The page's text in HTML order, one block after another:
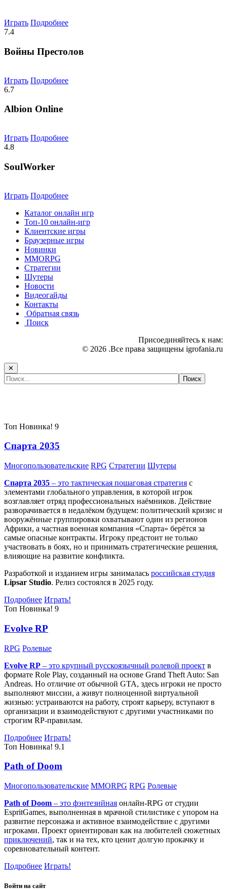
Играть Подробнее
7.4
Войны Престолов
Играть Подробнее
6.7
Albion Online
Играть Подробнее
4.8
SoulWorker
Играть Подробнее
Каталог онлайн игр
Топ-10 онлайн-игр
Клиентские игры
Браузерные игры
Новинки
MMORPG
Стратегии
Шутеры
Новости
Видеогайды
Контакты
Обратная связь
Поиск
Присоединяйтесь к нам:
© 2026 .Все права защищены igrofania.ru
✕
Топ Новинка! 9
Спарта 2035
Многопользовательские RPG Стратегии Шутеры
Спарта 2035 – это тактическая пошаговая стратегия с
элементами глобального управления, в которой игрок
возглавляет отряд профессиональных наёмников. Действие
разворачивается в недалёком будущем: политический кризис и
вооружённые группировки охватывают один из регионов
Африки, а частная военная компания «Спарта» берётся за
самые опасные контракты. Игроку предстоит не только
участвовать в боях, но и принимать стратегические решения,
влияющие на развитие конфликта.
Разработкой и изданием игры занималась российская студия
Lipsar Studio. Релиз состоялся в 2025 году.
Подробнее Играть!
Топ Новинка! 9
Evolve RP
RPG Ролевые
Evolve RP – это крупный русскоязычный ролевой проект в
формате Role Play, созданный на основе Grand Theft Auto: San
Andreas. Но отличие от обычной GTA, здесь игроки не просто
выполняют миссии, а живут полноценной виртуальной
жизнью: устраиваются на работу, строят карьеру, вступают в
организации и взаимодействуют с другими участниками по
строгим RP-правилам.
Подробнее Играть!
Топ Новинка! 9.1
Path of Doom
Многопользовательские MMORPG RPG Ролевые
Path of Doom – это фэнтезийная онлайн-RPG от студии
EspritGames, выполненная в мрачной стилистике с упором на
развитие персонажа и активное взаимодействие с другими
игроками. Проект ориентирован как на любителей сюжетных
приключений, так и на тех, кто ценит долгую прокачку и
соревновательный контент.
Подробнее Играть!
Войти на сайт